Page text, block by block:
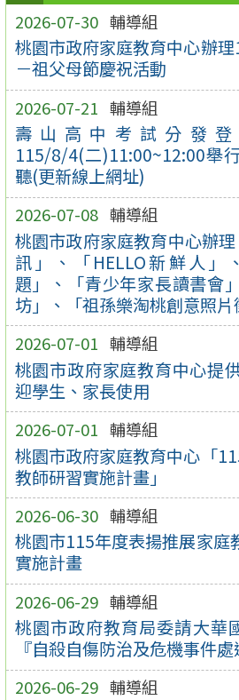
2026-07-30 輔導組
桃園市政府家庭教育中心辦
－祖父母節慶祝活動
2026-07-21 輔導組
壽山高中考試分發
115/8/4(二)11:00~12:00舉
聽(更新線上網址)
2026-07-08 輔導組
桃園市政府家庭教育中心辦
訊」、「HELLO新鮮人」
題」、「青少年家長讀書會
坊」、「祖孫樂淘桃創意照片
2026-07-01 輔導組
桃園市政府家庭教育中心提
迎學生、家長使用
2026-07-01 輔導組
桃園市政府家庭教育中心「
教師研習實施計畫」
2026-06-30 輔導組
桃園市115年度表揚推展家庭
實施計畫
2026-06-29 輔導組
桃園市政府教育局委請大華
『自殺自傷防治及危機事件處
2026-06-29 輔導組